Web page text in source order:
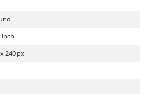
inch
240 px